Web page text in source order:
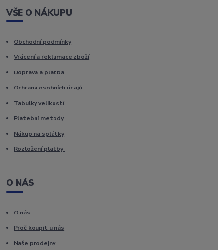
VŠE O NÁKUPU
Obchodní podmínky
Vrácení a reklamace zboží
Doprava a platba
Ochrana osobních údajů
Tabulky velikostí
Platební metody
Nákup na splátky
Rozložení platby
O NÁS
O nás
Proč koupit u nás
Naše prodejny